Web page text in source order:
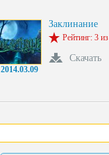
2014.03.09
Заклинание
Рейтинг: 3
Скачать